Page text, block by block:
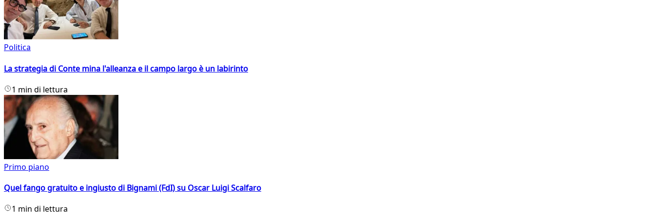
Politica
La strategia di Conte mina l'alleanza e il campo largo è un labirinto
1 min di lettura
Primo piano
Quel fango gratuito e ingiusto di Bignami (FdI) su Oscar Luigi Scalfaro
1 min di lettura